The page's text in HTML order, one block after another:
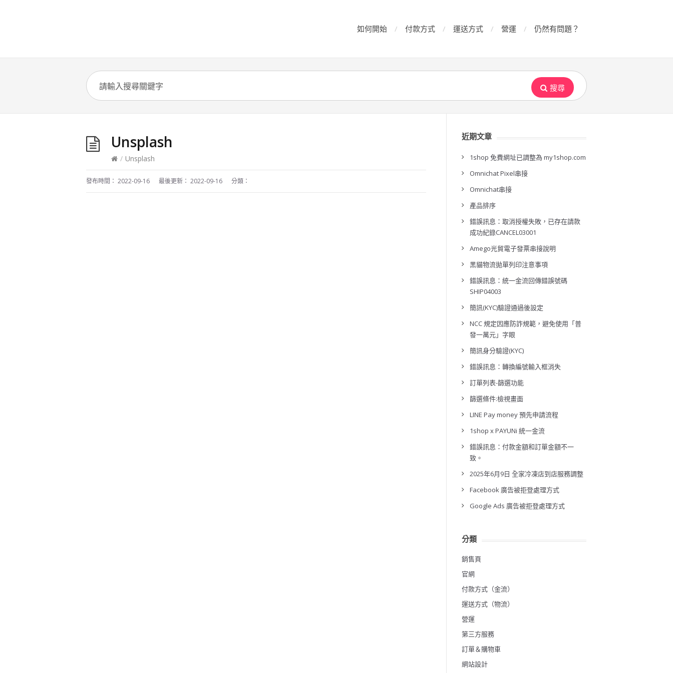
如何開始 付款方式 運送方式 營運 仍然有問題？
搜尋
Unsplash
/ Unsplash
發布時間： 2022-09-16 最後更新： 2022-09-16 分類：
近期文章
1shop 免費網址已調整為 my1shop.com
Omnichat Pixel串接
Omnichat串接
產品排序
錯誤訊息：取消授權失敗，已存在請款
成功紀錄CANCEL03001
Amego光貿電子發票串接說明
黑貓物流拋單列印注意事項
錯誤訊息：統一金流回傳錯誤號碼
SHIP04003
簡訊(KYC)驗證通過後設定
NCC 規定因應防詐規範，避免使用「普
發一萬元」字眼
簡訊身分驗證(KYC)
錯誤訊息：轉換編號輸入框消失
訂單列表-篩選功能
篩選條件:檢視畫面
LINE Pay money 預先申請流程
1shop x PAYUNi 統一金流
錯誤訊息：付款金額和訂單金額不一
致。
2025年6月9日 全家冷凍店到店服務調整
Facebook 廣告被拒登處理方式
Google Ads 廣告被拒登處理方式
分類
銷售頁
官網
付款方式（金流）
運送方式（物流）
營運
第三方服務
訂單＆購物車
網站設計